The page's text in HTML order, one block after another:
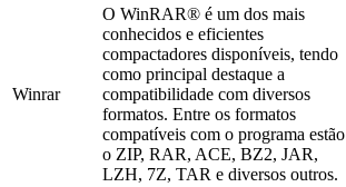
Winrar
O WinRAR® é um dos mais
conhecidos e eficientes
compactadores disponíveis, tendo
como principal destaque a
compatibilidade com diversos
formatos. Entre os formatos
compatíveis com o programa estão
o ZIP, RAR, ACE, BZ2, JAR,
LZH, 7Z, TAR e diversos outros.